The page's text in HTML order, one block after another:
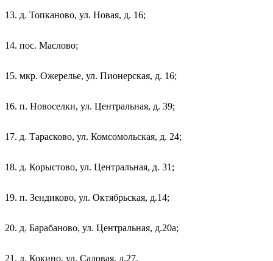
13. д. Топканово, ул. Новая, д. 16;
14. пос. Маслово;
15. мкр. Ожерелье, ул. Пионерская, д. 16;
16. п. Новоселки, ул. Центральная, д. 39;
17. д. Тарасково, ул. Комсомольская, д. 24;
18. д. Корыстово, ул. Центральная, д. 31;
19. п. Зендиково, ул. Октябрьская, д.14;
20. д. Барабаново, ул. Центральная, д.20а;
21. д. Кокино, ул. Садовая, д.27.